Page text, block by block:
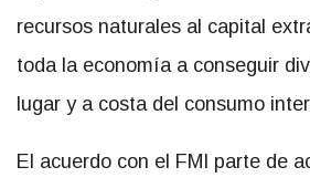
recursos naturales al capital
toda la economía a conseguir
lugar y a costa del consumo
El acuerdo con el FMI parte de